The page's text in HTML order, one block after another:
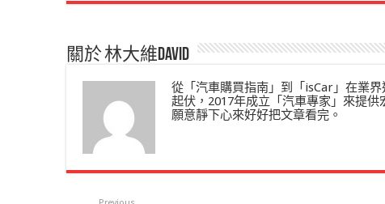
關於 林大維David
從「汽車購買指南」到「isCar」在業
起伏，2017年成立「汽車專家」來提
願意靜下心來好好把文章看完。